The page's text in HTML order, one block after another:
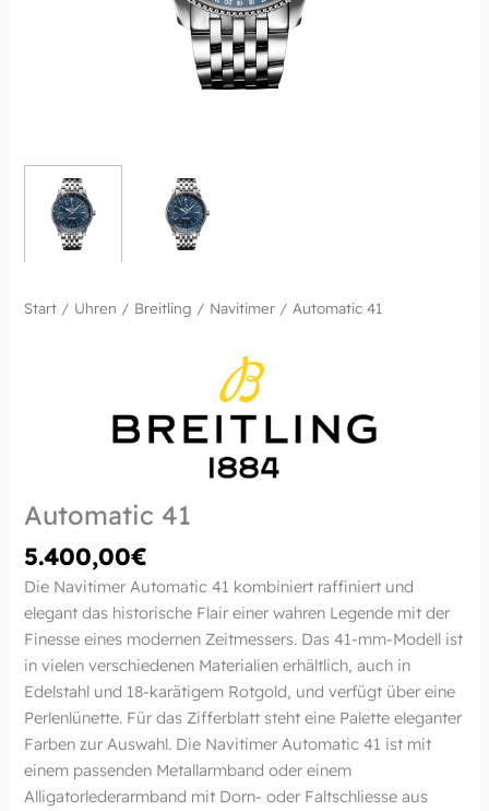
Start / Uhren / Breitling / Navitimer / Automatic 41
Automatic 41
5.400,00€
Die Navitimer Automatic 41 kombiniert raffiniert und
elegant das historische Flair einer wahren Legende mit der
Finesse eines modernen Zeitmessers. Das 41-mm-Modell ist
in vielen verschiedenen Materialien erhältlich, auch in
Edelstahl und 18-karätigem Rotgold, und verfügt über eine
Perlenlünette. Für das Zifferblatt steht eine Palette eleganter
Farben zur Auswahl. Die Navitimer Automatic 41 ist mit
einem passenden Metallarmband oder einem
Alligatorlederarmband mit Dorn- oder Faltschliesse aus